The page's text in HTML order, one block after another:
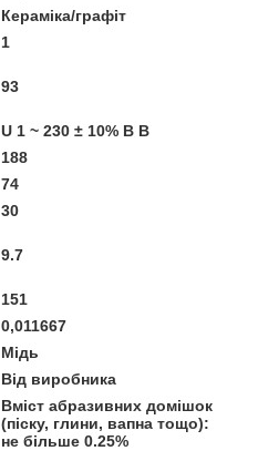
Кераміка/графіт
1
93
U 1 ~ 230 ± 10% В В
188
74
30
9.7
151
0,011667
Мідь
Від виробника
Вміст абразивних домішок
(піску, глини, вапна тощо):
не більше 0.25%